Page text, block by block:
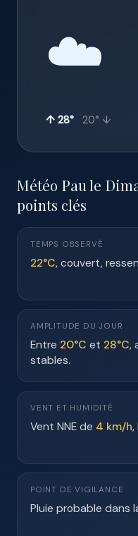
☁️
↑ 28° 20° ↓
Météo Pau le
points clés
TEMPS OBSERVÉ
22°C, couvert,
AMPLITUDE DU JOUR
Entre 20°C et 28°C,
stables.
VENT ET HUMIDITÉ
Vent NNE de 4 km/h,
POINT DE VIGILANCE
Pluie probable dans